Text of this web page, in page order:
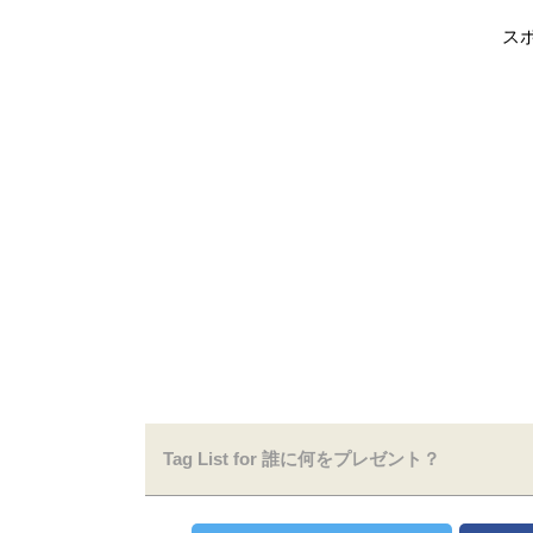
ス
Tag List for 誰に何をプレゼント？